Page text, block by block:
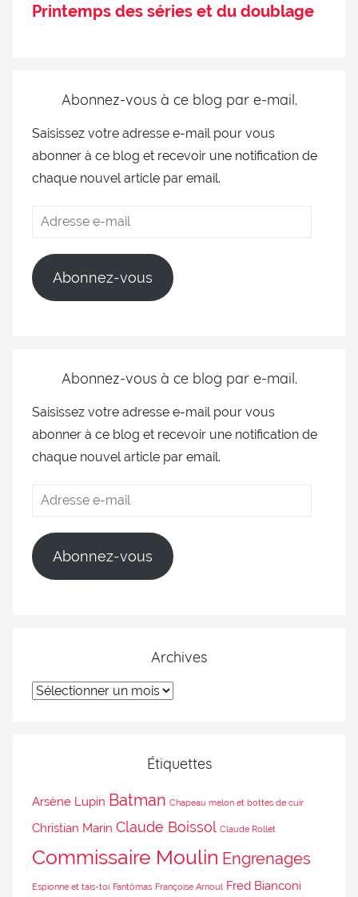
Printemps des séries et du doublage
Abonnez-vous à ce blog par e-mail.
Saisissez votre adresse e-mail pour vous
abonner à ce blog et recevoir une notification de
chaque nouvel article par email.
Abonnez-vous
Abonnez-vous à ce blog par e-mail.
Saisissez votre adresse e-mail pour vous
abonner à ce blog et recevoir une notification de
chaque nouvel article par email.
Abonnez-vous
Archives
Étiquettes
Arsène Lupin Batman Chapeau melon et bottes de cuir
Christian Marin Claude Boissol Claude Rollet
Commissaire Moulin Engrenages
Espionne et tais-toi Fantômas Françoise Arnoul Fred Bianconi